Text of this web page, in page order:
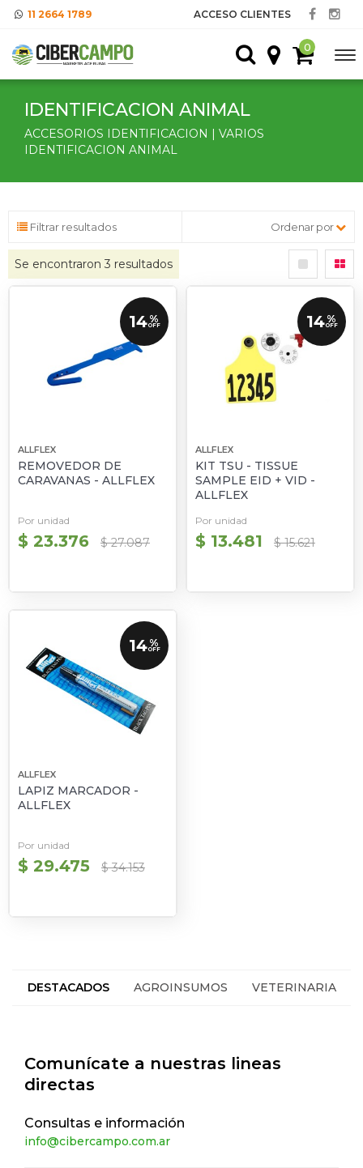
11 2664 1789 ACCESO CLIENTES
0
IDENTIFICACION ANIMAL
ACCESORIOS IDENTIFICACION | VARIOS
IDENTIFICACION ANIMAL
Filtrar resultados Ordenar por
Se encontraron 3 resultados
14 %
OFF
ALLFLEX
REMOVEDOR DE
CARAVANAS - ALLFLEX
Por unidad
$ 23.376 $ 27.087
14 %
OFF
ALLFLEX
KIT TSU - TISSUE
SAMPLE EID + VID -
ALLFLEX
Por unidad
$ 13.481 $ 15.621
14 %
OFF
ALLFLEX
LAPIZ MARCADOR -
ALLFLEX
Por unidad
$ 29.475 $ 34.153
DESTACADOS AGROINSUMOS VETERINARIA
Comunícate a nuestras lineas
directas
Consultas e información
info@cibercampo.com.ar